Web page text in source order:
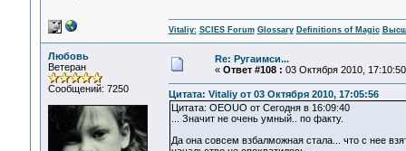
Vitaliy: SCIES Forum Glossary Definitions of Magic
Любовь
Ветеран
Сообщений: 7250
Re: Ругаимси...
« Ответ #108 : 03 Октября 2010,
Цитата: Vitaliy от 03 Октября 2010, 17:05:56
Цитата: OEOUO от Сегодня в 16:09:40
... Значит не очень умный.. по факту.
Да она совсем взбалможная стала... что с нее